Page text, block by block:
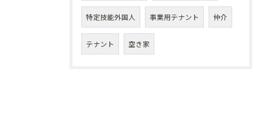
特定技能外国人 事業用テナント 仲介
テナント 空き家